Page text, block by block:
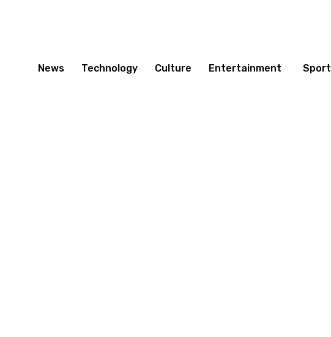
News Technology Culture Entertainment Sport